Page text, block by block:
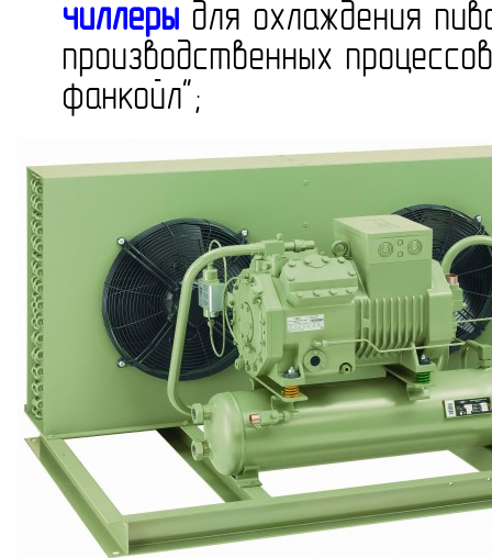
чиллеры для охлаждения
производственных
фанкойл";